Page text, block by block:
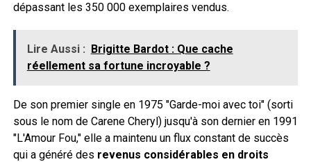
dépassant les 350 000 exemplaires vendus.
Lire Aussi : Brigitte Bardot : Que cache
réellement sa fortune incroyable ?
De son premier single en 1975 "Garde-moi avec toi" (sorti
sous le nom de Carene Cheryl) jusqu'à son dernier en 1991
"L'Amour Fou," elle a maintenu un flux constant de succès
qui a généré des revenus considérables en droits